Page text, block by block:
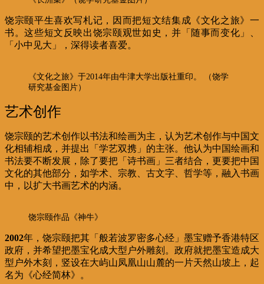
饶宗颐平生喜欢写札记，因而把短文结集成《文化之旅》一
书。这些短文反映出饶宗颐观世如史，并「随事而变化」、
「小中见大」，深得读者喜爱。
《文化之旅》于2014年由牛津大学出版社重印。 （饶学
研究基金图片）
艺术创作
饶宗颐的艺术创作以书法和绘画为主，认为艺术创作与中国文
化相辅相成，并提出「学艺双携」的主张。他认为中国绘画和
书法要不断发展，除了要把「诗书画」三者结合，更要把中国
文化的其他部分，如学术、宗教、古文字、哲学等，融入书画
中，以扩大书画艺术的内涵。
饶宗颐作品《神牛》
2002年，饶宗颐把其「般若波罗密多心经」墨宝赠予香港特区
政府，并希望把墨宝化成大型户外雕刻。政府就把墨宝造成大
型户外木刻，竖设在大屿山凤凰山山麓的一片天然山坡上，起
名为《心经简林》。